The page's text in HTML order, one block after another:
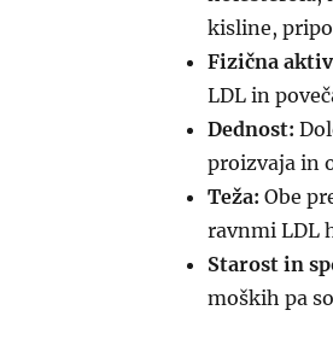
kisline,
Fizična
LDL in
Dednost:
proizvaja in
Teža: Obe
ravnmi LDL
Starost in
moških pa